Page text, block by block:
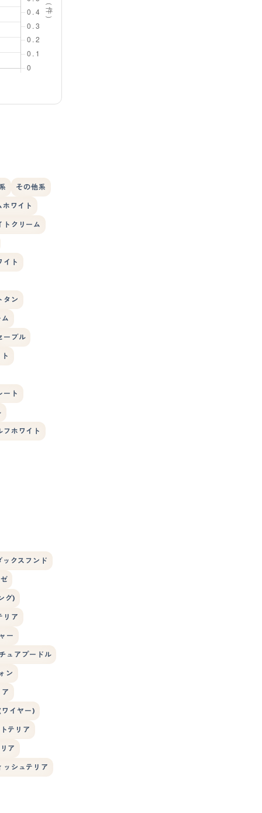
その他系
ワイト
トクリーム
イト
タン
ーブル
ート
フホワイト
クスフンド
グ)
リア
ー
ュアプードル
ン
イヤー)
テリア
ア
ッシュテリア